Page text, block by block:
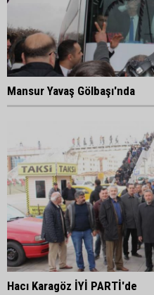
Mansur Yavaş Gölbaşı'nda
Hacı Karagöz İYİ PARTİ'de